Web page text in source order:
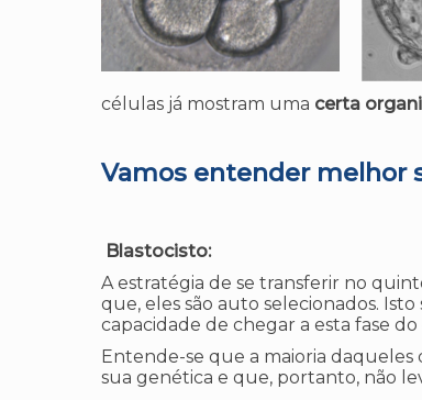
células já mostram uma certa
Vamos entender melhor
Blastocisto:
A estratégia de se transferir no
que, eles são auto selecionados.
capacidade de chegar a esta fase
Entende-se que a maioria
sua genética e que, portanto, não